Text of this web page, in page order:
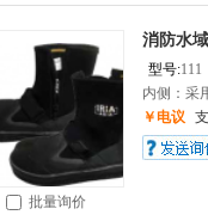
批量询价
消防水
型号:111
内侧：采
￥电议